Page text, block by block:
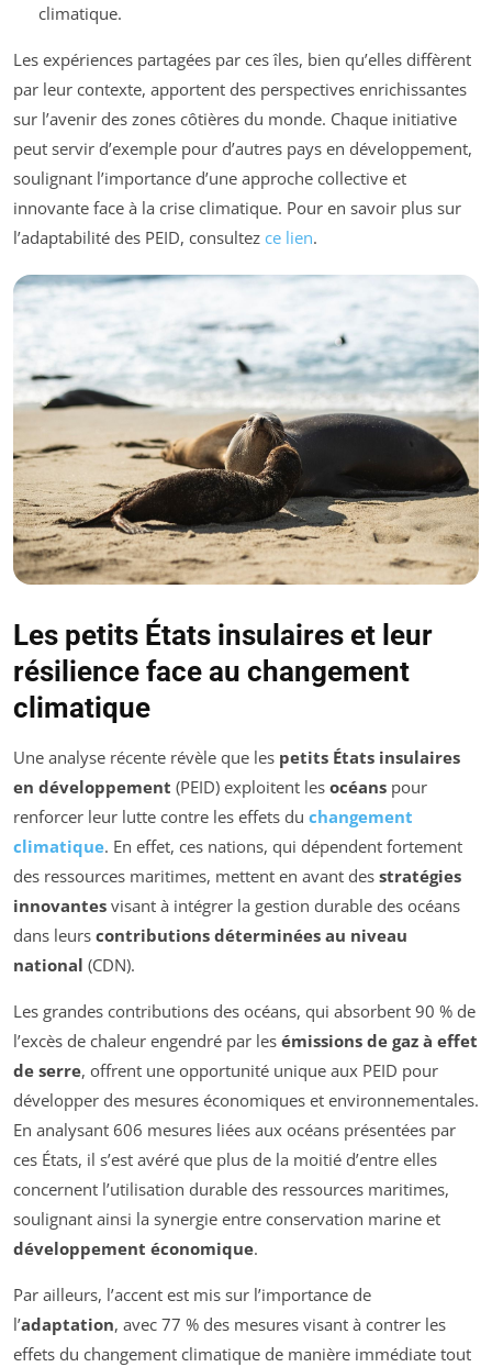
climatique.
Les expériences partagées par ces îles, bien qu’elles diffèrent
par leur contexte, apportent des perspectives enrichissantes
sur l’avenir des zones côtières du monde. Chaque initiative
peut servir d’exemple pour d’autres pays en développement,
soulignant l’importance d’une approche collective et
innovante face à la crise climatique. Pour en savoir plus sur
l’adaptabilité des PEID, consultez ce lien.
Les petits États insulaires et leur
résilience face au changement
climatique
Une analyse récente révèle que les petits États insulaires
en développement (PEID) exploitent les océans pour
renforcer leur lutte contre les effets du changement
climatique. En effet, ces nations, qui dépendent fortement
des ressources maritimes, mettent en avant des stratégies
innovantes visant à intégrer la gestion durable des océans
dans leurs contributions déterminées au niveau
national (CDN).
Les grandes contributions des océans, qui absorbent 90 % de
l’excès de chaleur engendré par les émissions de gaz à effet
de serre, offrent une opportunité unique aux PEID pour
développer des mesures économiques et environnementales.
En analysant 606 mesures liées aux océans présentées par
ces États, il s’est avéré que plus de la moitié d’entre elles
concernent l’utilisation durable des ressources maritimes,
soulignant ainsi la synergie entre conservation marine et
développement économique.
Par ailleurs, l’accent est mis sur l’importance de
l’adaptation, avec 77 % des mesures visant à contrer les
effets du changement climatique de manière immédiate tout